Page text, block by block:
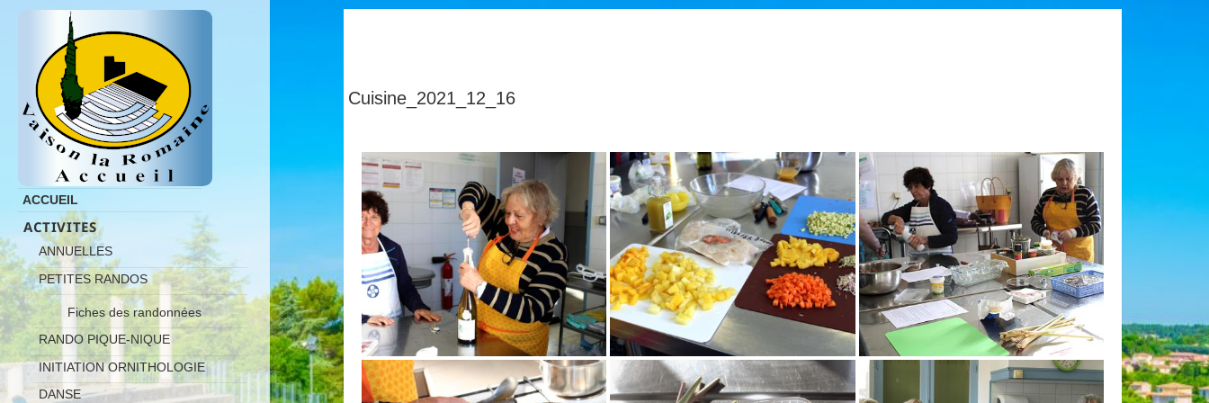
ACCUEIL
ACTIVITES
ANNUELLES
PETITES RANDOS
Fiches des randonnées
RANDO PIQUE-NIQUE
INITIATION ORNITHOLOGIE
DANSE
Cuisine_2021_12_16